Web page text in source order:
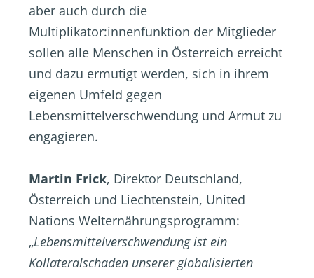
aber auch durch die
Multiplikator:innenfunktion der Mitglieder
sollen alle Menschen in Österreich erreicht
und dazu ermutigt werden, sich in ihrem
eigenen Umfeld gegen
Lebensmittelverschwendung und Armut zu
engagieren.
Martin Frick, Direktor Deutschland,
Österreich und Liechtenstein, United
Nations Welternährungsprogramm:
„Lebensmittelverschwendung ist ein
Kollateralschaden unserer globalisierten